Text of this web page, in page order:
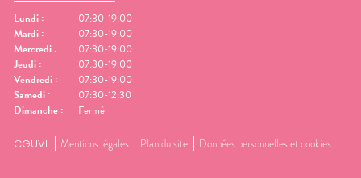
Lundi :
07:30-19:00
Mardi :
07:30-19:00
Mercredi :
07:30-19:00
Jeudi :
07:30-19:00
Vendredi :
07:30-19:00
Samedi :
07:30-12:30
Dimanche : Fermé
CGUVL Mentions légales Plan du site Données personnelles et cookies